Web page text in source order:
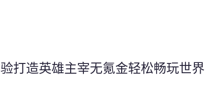
打造英雄主宰无氪金轻松畅玩世界